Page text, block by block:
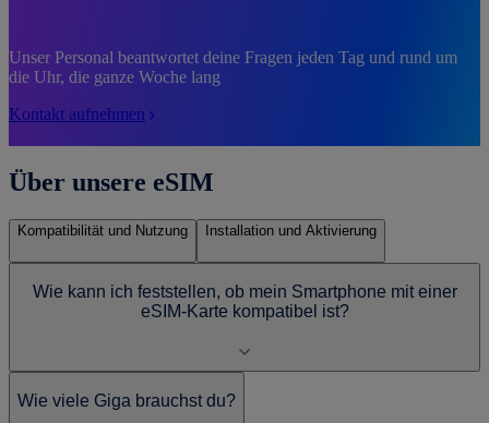
Unser Personal beantwortet deine Fragen jeden Tag und rund um
die Uhr, die ganze Woche lang
Kontakt aufnehmen
Über unsere eSIM
Kompatibilität und Nutzung Installation und Aktivierung
Wie kann ich feststellen, ob mein Smartphone mit einer
eSIM-Karte kompatibel ist?
Wie viele Giga brauchst du?